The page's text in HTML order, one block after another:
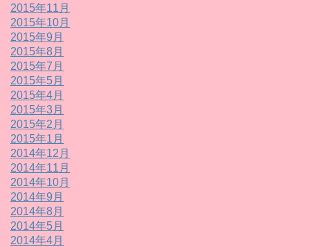
2015年11月
2015年10月
2015年9月
2015年8月
2015年7月
2015年5月
2015年4月
2015年3月
2015年2月
2015年1月
2014年12月
2014年11月
2014年10月
2014年9月
2014年8月
2014年5月
2014年4月